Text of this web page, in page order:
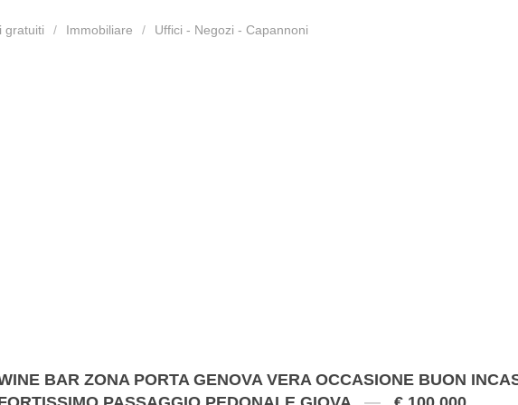
gratuiti Immobiliare Uffici - Negozi - Capannoni
BAR ZONA PORTA GENOVA VERA OCCASIONE BUON